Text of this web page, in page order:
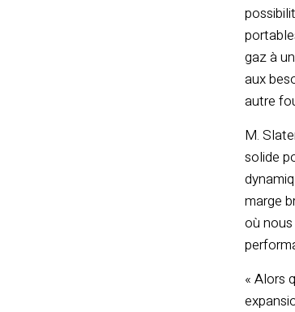
gaz à
aux
autre
M.
solide
marge
où
« Alors